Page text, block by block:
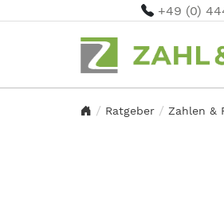
+49 (0)
Ratgeber Zahlen &